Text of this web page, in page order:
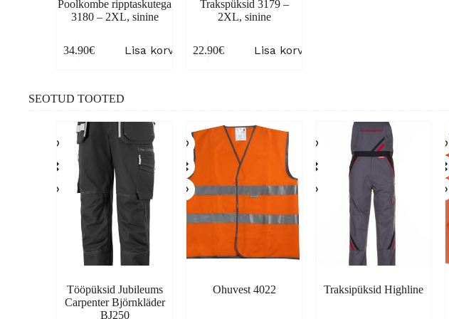
Poolkombe ripptaskutega
3180 – 2XL, sinine
34.90€ Lisa korvi
Trakspüksid 3179 –
2XL, sinine
22.90€ Lisa korvi
SEOTUD TOOTED
Tööpüksid Jubileums
Carpenter Björnkläder
BJ250
Ohuvest 4022 Traksipüksid Highline